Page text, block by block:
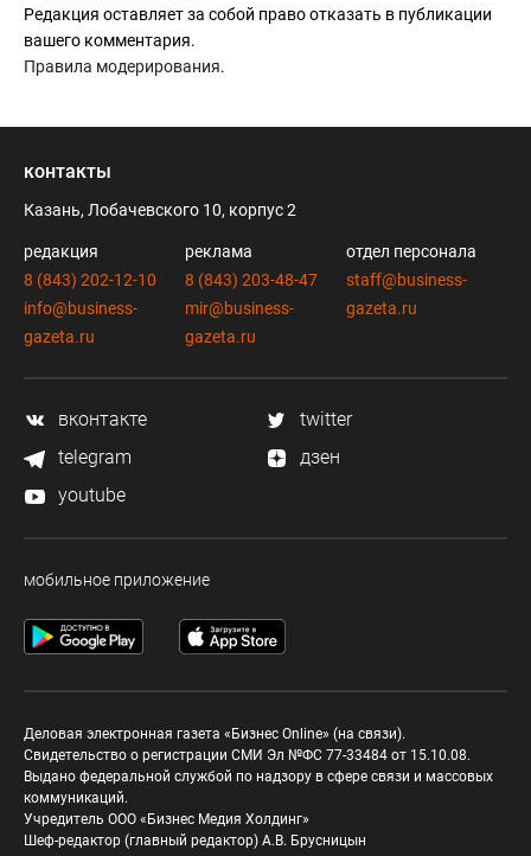
Редакция оставляет за собой право отказать в публикации
вашего комментария.
Правила модерирования.
контакты
Казань, Лобачевского 10, корпус 2
редакция
8 (843) 202-12-10
info@business-
gazeta.ru
реклама
8 (843) 203-48-47
mir@business-
gazeta.ru
отдел персонала
staff@business-
gazeta.ru
вконтакте
twitter
telegram
дзен
youtube
мобильное приложение
Деловая электронная газета «Бизнес Online» (на связи).
Свидетельство о регистрации СМИ Эл №ФС 77-33484 от 15.10.08.
Выдано федеральной службой по надзору в сфере связи и массовых
коммуникаций.
Учредитель ООО «Бизнес Медия Холдинг»
Шеф-редактор (главный редактор) А.В. Брусницын